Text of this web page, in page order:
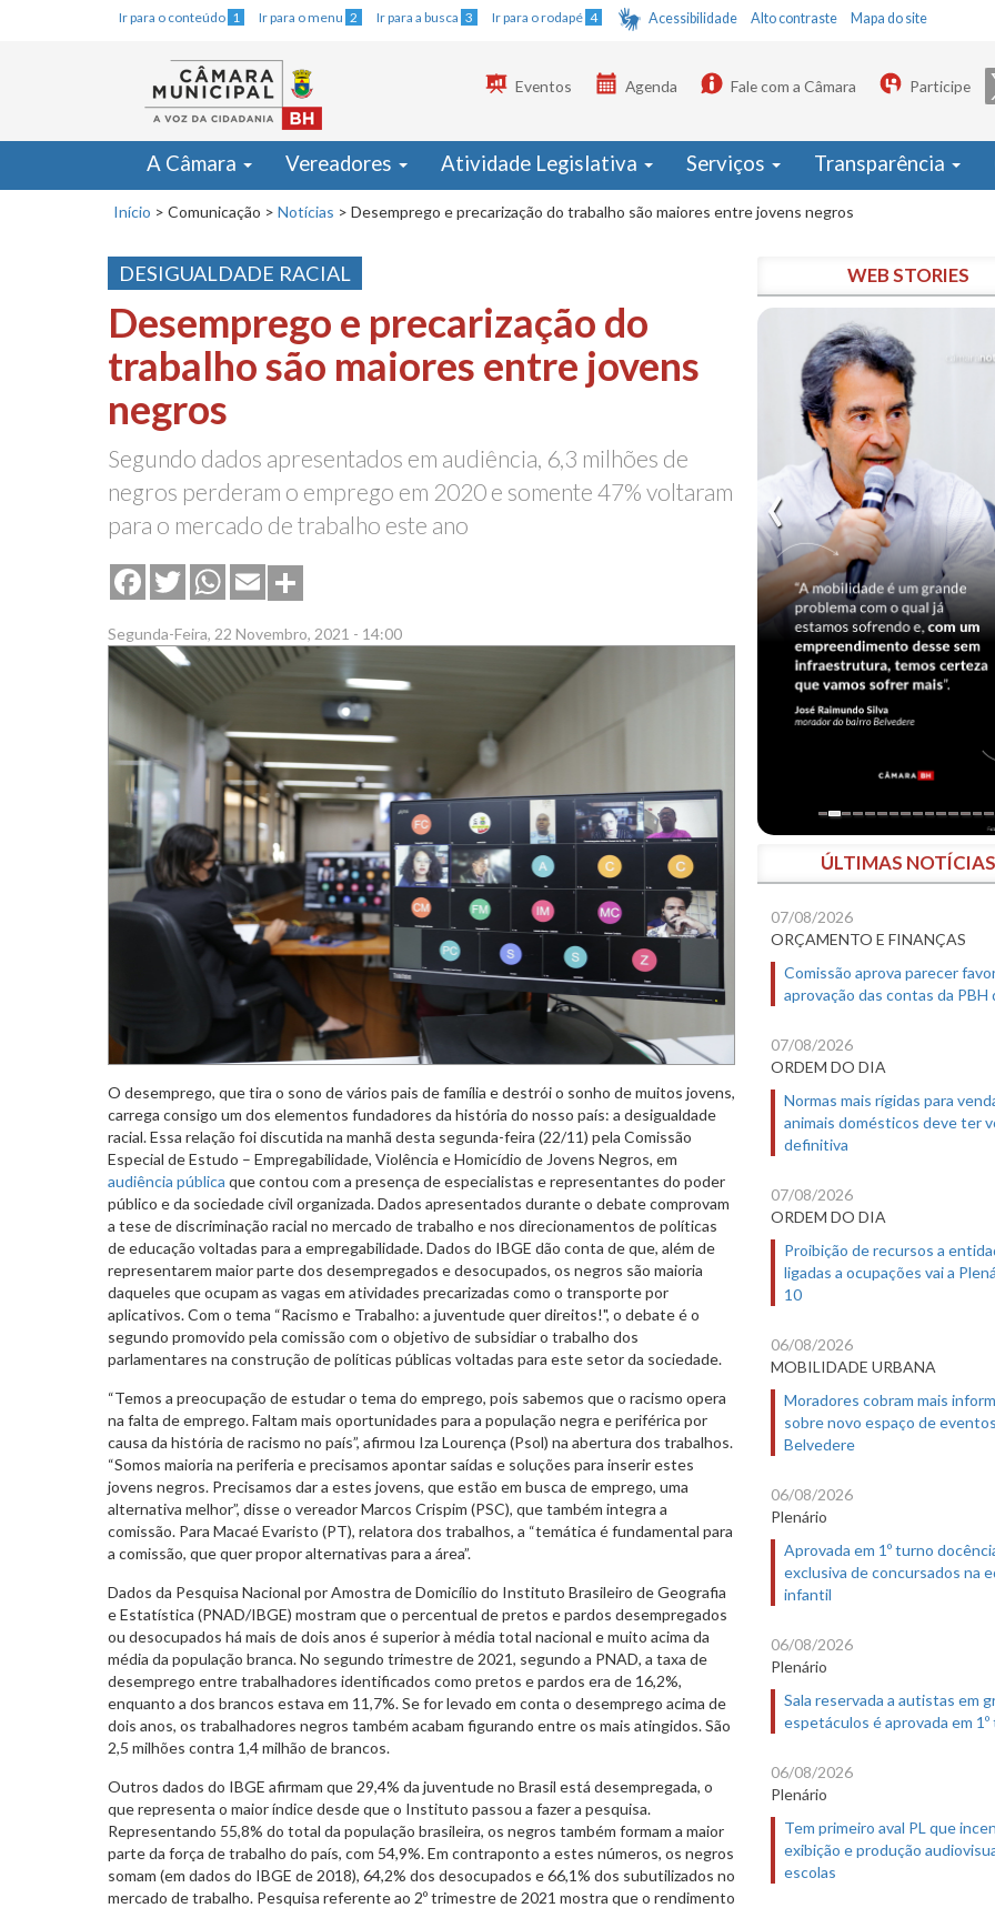
Ir para o conteúdo 1 Ir para o menu 2 Ir para a busca 3 Ir para o rodapé 4 Acessibilidade Alto contraste Mapa do site
Eventos Agenda Fale com a Câmara Participe
A Câmara Vereadores Atividade Legislativa Serviços Transparência
Início > Comunicação > Notícias > Desemprego e precarização do trabalho são maiores entre jovens negros
DESIGUALDADE RACIAL
Desemprego e precarização do
trabalho são maiores entre jovens
negros
Segundo dados apresentados em audiência, 6,3 milhões de
negros perderam o emprego em 2020 e somente 47% voltaram
para o mercado de trabalho este ano
FacebookTwitterWhatsApp
Email
Segunda-Feira, 22 Novembro, 2021 - 14:00
O desemprego, que tira o sono de vários pais de família e destrói o sonho de muitos jovens,
carrega consigo um dos elementos fundadores da história do nosso país: a desigualdade
racial. Essa relação foi discutida na manhã desta segunda-feira (22/11) pela Comissão
Especial de Estudo – Empregabilidade, Violência e Homicídio de Jovens Negros, em
audiência pública que contou com a presença de especialistas e representantes do poder
público e da sociedade civil organizada. Dados apresentados durante o debate comprovam
a tese de discriminação racial no mercado de trabalho e nos direcionamentos de políticas
de educação voltadas para a empregabilidade. Dados do IBGE dão conta de que, além de
representarem maior parte dos desempregados e desocupados, os negros são maioria
daqueles que ocupam as vagas em atividades precarizadas como o transporte por
aplicativos. Com o tema “Racismo e Trabalho: a juventude quer direitos!", o debate é o
segundo promovido pela comissão com o objetivo de subsidiar o trabalho dos
parlamentares na construção de políticas públicas voltadas para este setor da sociedade.
“Temos a preocupação de estudar o tema do emprego, pois sabemos que o racismo opera
na falta de emprego. Faltam mais oportunidades para a população negra e periférica por
causa da história de racismo no país”, afirmou Iza Lourença (Psol) na abertura dos trabalhos.
“Somos maioria na periferia e precisamos apontar saídas e soluções para inserir estes
jovens negros. Precisamos dar a estes jovens, que estão em busca de emprego, uma
alternativa melhor”, disse o vereador Marcos Crispim (PSC), que também integra a
comissão. Para Macaé Evaristo (PT), relatora dos trabalhos, a “temática é fundamental para
a comissão, que quer propor alternativas para a área”.
Dados da Pesquisa Nacional por Amostra de Domicílio do Instituto Brasileiro de Geografia
e Estatística (PNAD/IBGE) mostram que o percentual de pretos e pardos desempregados
ou desocupados há mais de dois anos é superior à média total nacional e muito acima da
média da população branca. No segundo trimestre de 2021, segundo a PNAD, a taxa de
desemprego entre trabalhadores identificados como pretos e pardos era de 16,2%,
enquanto a dos brancos estava em 11,7%. Se for levado em conta o desemprego acima de
dois anos, os trabalhadores negros também acabam figurando entre os mais atingidos. São
2,5 milhões contra 1,4 milhão de brancos.
Outros dados do IBGE afirmam que 29,4% da juventude no Brasil está desempregada, o
que representa o maior índice desde que o Instituto passou a fazer a pesquisa.
Representando 55,8% do total da população brasileira, os negros também formam a maior
parte da força de trabalho do país, com 54,9%. Em contraponto a estes números, os negros
somam (em dados do IBGE de 2018), 64,2% dos desocupados e 66,1% dos subutilizados no
mercado de trabalho. Pesquisa referente ao 2º trimestre de 2021 mostra que o rendimento
WEB STORIES
ÚLTIMAS NOTÍCIAS
07/08/2026
ORÇAMENTO E FINANÇAS
Comissão aprova parecer
aprovação das contas da PBH
07/08/2026
ORDEM DO DIA
Normas mais rígidas para
animais domésticos deve ter
definitiva
07/08/2026
ORDEM DO DIA
Proibição de recursos a
ligadas a ocupações vai a
10
06/08/2026
MOBILIDADE URBANA
Moradores cobram mais
sobre novo espaço de
Belvedere
06/08/2026
Plenário
Aprovada em 1º turno
exclusiva de concursados na
infantil
06/08/2026
Plenário
Sala reservada a autistas em
espetáculos é aprovada em
06/08/2026
Plenário
Tem primeiro aval PL que
exibição e produção
escolas